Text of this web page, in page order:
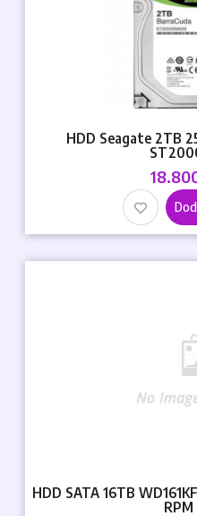
HDD Seagate 2TB
HDD SATA 16TB
RPM